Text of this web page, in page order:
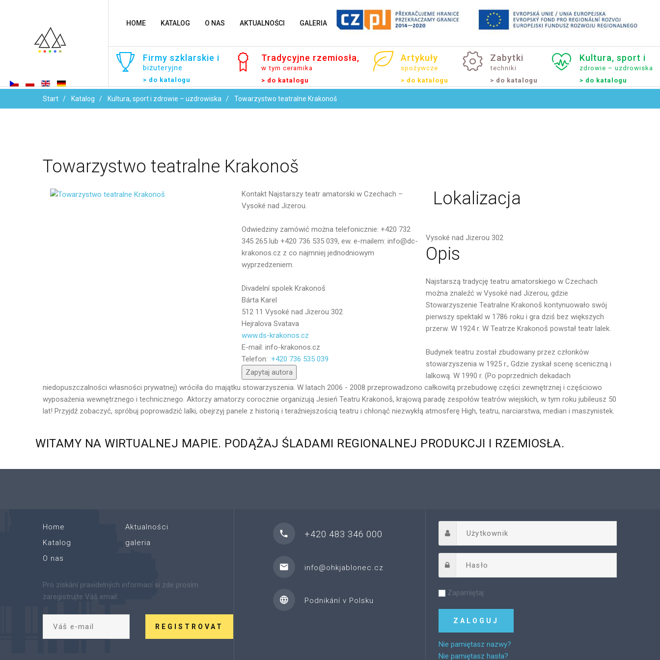
HOME KATALOG O NAS AKTUALNOŚCI GALERIA
Firmy szklarskie i
biżuteryjne
> do katalogu
Tradycyjne rzemiosła,
w tym ceramika
> do katalogu
Artykuły
spożywcze
> do katalogu
Zabytki
techniki
> do katalogu
Kultura, sport i
zdrowie – uzdrowiska
> do katalogu
Start Katalog Kultura, sport i zdrowie – uzdrowiska Towarzystwo teatralne Krakonoš
Towarzystwo teatralne Krakonoš
Kontakt Najstarszy teatr amatorski w Czechach –
Vysoké nad Jizerou.
Odwiedziny zamówić można telefonicznie: +420 732
345 265 lub +420 736 535 039, ew. e-mailem: info@dc-
krakonos.cz z co najmniej jednodniowym
wyprzedzeniem.
Divadelní spolek Krakonoš
Bárta Karel
512 11 Vysoké nad Jizerou 302
Hejralova Svatava
www.ds-krakonos.cz
E-mail: info-krakonos.cz
Telefon: :+420 736 535 039
Zapytaj autora
Imię i Nazwisko
Wyślij
Lokalizacja
Vysoké nad Jizerou 302
Opis
Najstarszą tradycję teatru amatorskiego w Czechach
można znaleźć w Vysoké nad Jizerou, gdzie
Stowarzyszenie Teatralne Krakonoš kontynuowało swój
pierwszy spektakl w 1786 roku i gra dziś bez większych
przerw. W 1924 r. W Teatrze Krakonoš powstał teatr lalek.
Budynek teatru został zbudowany przez członków
stowarzyszenia w 1925 r., Gdzie zyskał scenę sceniczną i
lalkową. W 1990 r. (Po poprzednich dekadach
niedopuszczalności własności prywatnej) wróciła do majątku stowarzyszenia. W latach 2006 - 2008 przeprowadzono całkowitą przebudowę części zewnętrznej i częściowo
wyposażenia wewnętrznego i technicznego. Aktorzy amatorzy corocznie organizują Jesień Teatru Krakonoš, krajową paradę zespołów teatrów wiejskich, w tym roku jubileusz 50
lat! Przyjdź zobaczyć, spróbuj poprowadzić lalki, obejrzyj panele z historią i teraźniejszością teatru i chłonąć niezwykłą atmosferę High, teatru, narciarstwa, median i maszynistek.
WITAMY NA WIRTUALNEJ MAPIE. PODĄŻAJ ŚLADAMI REGIONALNEJ PRODUKCJI I RZEMIOSŁA.
Home
Katalog
O nas
Aktualności
galeria
Pro získání pravidelných informací si zde prosím
zaregistrujte Váš email:
REGISTROVAT
+420 483 346 000
info@ohkjablonec.cz
Podnikání v Polsku
Zapamiętaj
Nie pamiętasz nazwy?
Nie pamiętasz hasła?